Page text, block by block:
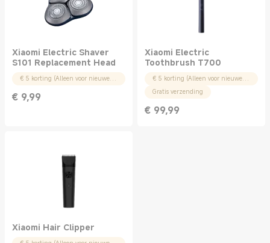
Xiaomi Electric Shaver
S101 Replacement Head
€ 5 korting (Alleen voor nieuwe gebruikers)
€ 9,99
Current Price € 9.99
Xiaomi Electric
Toothbrush T700
€ 5 korting (Alleen voor nieuwe gebruikers)
Gratis verzending
€ 99,99
Current Price € 99.99
Xiaomi Hair Clipper